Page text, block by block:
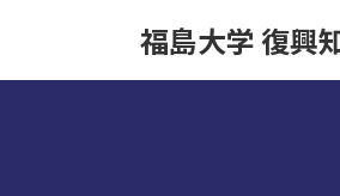
福島大学 復興